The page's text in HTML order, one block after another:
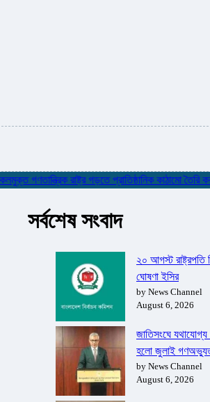
রাষ্ট্র গড়তে প্রাতিষ্ঠানিক কাঠামো তৈরি করতে
সর্বশেষ সংবাদ
২০ আগস্ট রাষ্ট্রপতি
ঘোষণা ইসির
by News Channel
August 6, 2026
জাতিসংঘে যথাযোগ্য
হলো জুলাই
by News Channel
August 6, 2026